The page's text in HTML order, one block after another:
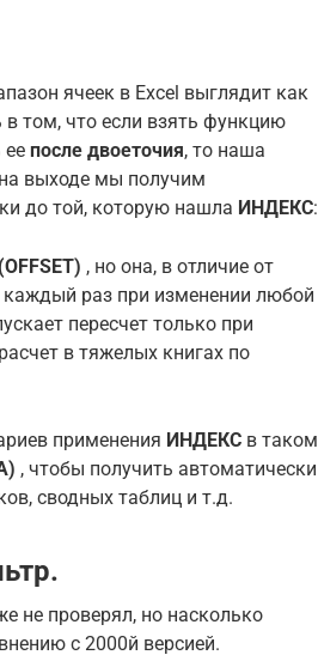
ячеек в Excel выглядит как
в том, что если взять функцию
ее после двоеточия, то наша
выходе мы получим
до той, которую нашла ИНДЕКС:
, но она, в отличие от
каждый раз при изменении любой
пересчет только при
в тяжелых книгах по
применения ИНДЕКС в таком
, чтобы получить автоматически
сводных таблиц и т.д.
не проверял, но насколько
с 2000й версией.